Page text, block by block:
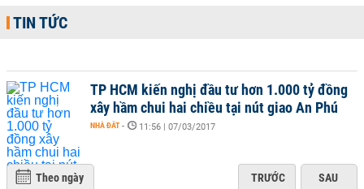
TIN TỨC
TP HCM kiến nghị đầu tư hơn 1.000 tỷ đồng
xây hầm chui hai chiều tại nút giao An Phú
NHÀ ĐẤT - 11:56 | 07/03/2017
Theo ngày TRƯỚC SAU